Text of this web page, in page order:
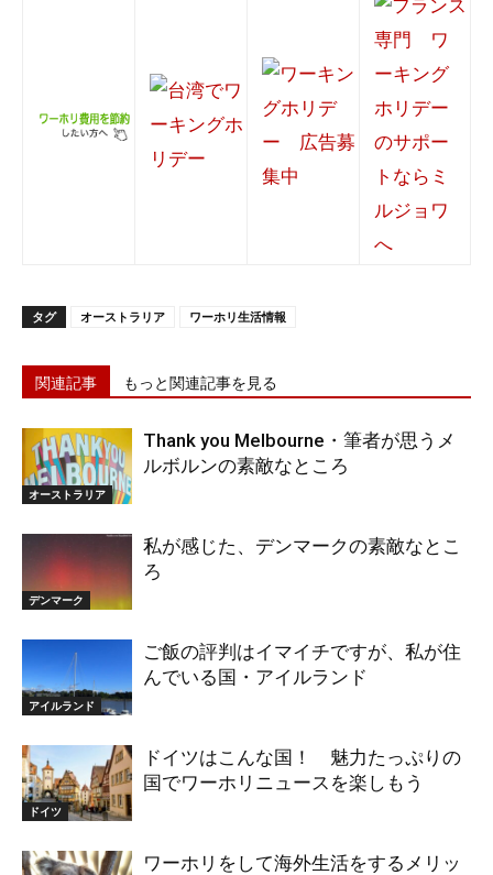
タグ オーストラリア ワーホリ生活情報
関連記事 もっと関連記事を見る
オーストラリア
Thank you Melbourne・筆者が思うメ
ルボルンの素敵なところ
デンマーク
私が感じた、デンマークの素敵なとこ
ろ
アイルランド
ご飯の評判はイマイチですが、私が住
んでいる国・アイルランド
ドイツ
ドイツはこんな国！ 魅力たっぷりの
国でワーホリニュースを楽しもう
ワーホリをして海外生活をするメリッ